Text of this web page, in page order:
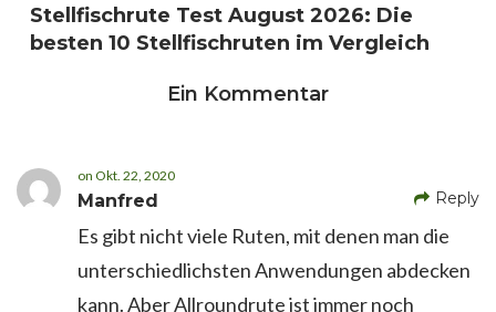
Stellfischrute Test August 2026: Die
besten 10 Stellfischruten im Vergleich
Ein Kommentar
on Okt. 22, 2020
Manfred Reply
Es gibt nicht viele Ruten, mit denen man die
unterschiedlichsten Anwendungen abdecken
kann. Aber Allroundrute ist immer noch